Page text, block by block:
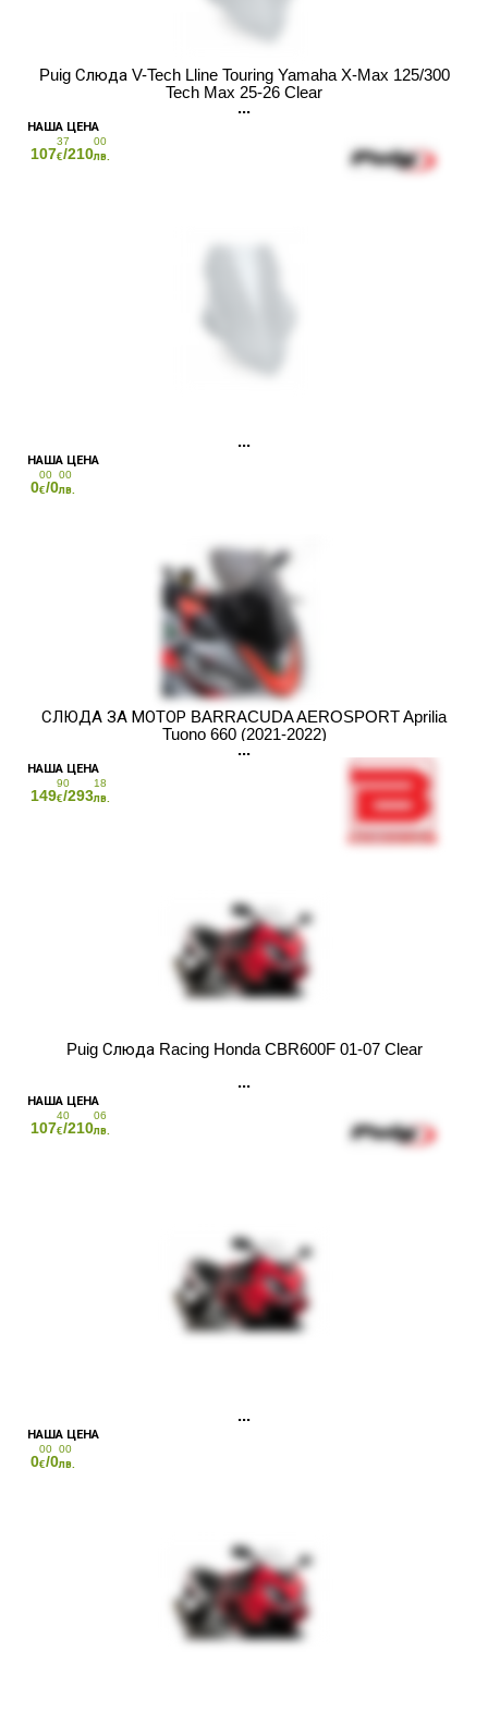
Puig Слюда V-Tech Lline Touring Yamaha X-Max 125/300
Tech Max 25-26 Clear
107
37
€/210
00
лв.
0
00
€/0
00
лв.
СЛЮДА ЗА МОТОР BARRACUDA AEROSPORT Aprilia
Tuono 660 (2021-2022)
149
90
€/293
18
лв.
Puig Слюда Racing Honda CBR600F 01-07 Clear
107
40
€/210
06
лв.
0
00
€/0
00
лв.